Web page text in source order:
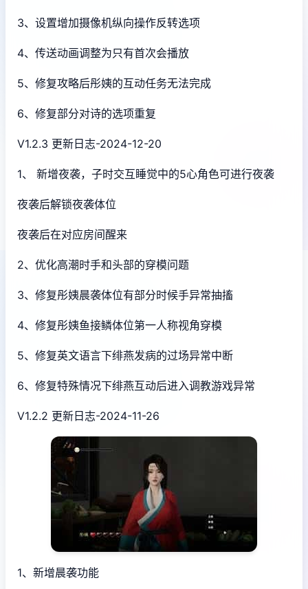
3、设置增加摄像机纵向操作反转选项
4、传送动画调整为只有首次会播放
5、修复攻略后彤姨的互动任务无法完成
6、修复部分对诗的选项重复
V1.2.3 更新日志-2024-12-20
1、 新增夜袭，子时交互睡觉中的5心角色可进行夜袭
夜袭后解锁夜袭体位
夜袭后在对应房间醒来
2、优化高潮时手和头部的穿模问题
3、修复彤姨晨袭体位有部分时候手异常抽搐
4、修复彤姨鱼接鳞体位第一人称视角穿模
5、修复英文语言下绯燕发病的过场异常中断
6、修复特殊情况下绯燕互动后进入调教游戏异常
V1.2.2 更新日志-2024-11-26
1、新增晨袭功能